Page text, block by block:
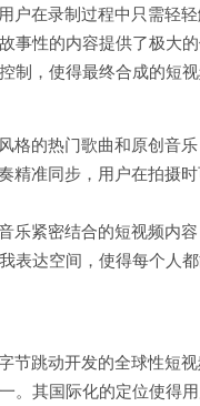
户在录制过程中只需轻
事性的内容提供了极大
制，使得最终合成的短视
格的热门歌曲和原创音
准同步，用户在拍摄
紧密结合的短视频内
达空间，使得每个人
节跳动开发的全球性短
。其国际化的定位使得